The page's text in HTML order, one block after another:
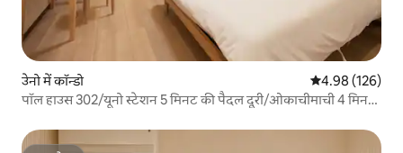
उेनो में कॉन्डो औसत रेटिंग 5 में से
4.98 (126)
पॉल हाउस 302/यूनो स्टेशन 5 मिनट की पैदल दूरी/ओकाचीमाची 4 मिनट/
अंग्रेज़ी, चीनी कम्युनिकेशन